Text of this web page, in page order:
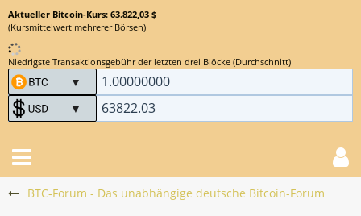
Aktueller Bitcoin-Kurs: 63.822,03 $
(Kursmittelwert mehrerer Börsen)
Niedrigste Transaktionsgebühr der letzten drei Blöcke (Durchschnitt)
BTC-Forum - Das unabhängige deutsche Bitcoin-Forum